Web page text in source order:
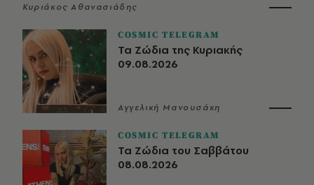
Κυριάκος Αθανασιάδης
COSMIC TELEGRAM
Τα Ζώδια της Κυριακής
09.08.2026
Αγγελική Μανουσάκη
COSMIC TELEGRAM
Τα Ζώδια του Σαββάτου
08.08.2026